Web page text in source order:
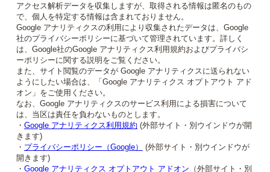
アクセス解析データを収集しますが、取得される情報は匿名のもの
で、個人を特定する情報は含まれておりません。
Google アナリティクスの利用により収集されたデータは、Google
社のプライバシーポリシーに基づいて管理されています。詳しく
は、Google社のGoogle アナリティクス利用規約およびプライバシ
ーポリシーに関する説明をご覧ください。
また、サイト閲覧のデータが Google アナリティクスに送られない
ようにしたい場合は、「Google アナリティクス オプトアウト アド
オン」をご使用ください。
なお、Google アナリティクスのサービス利用による損害について
は、当区は責任を負わないものとします。
・ Google アナリティクス利用規約 (外部サイト・別ウインドウが開
きます)
・ プライバシーポリシー（Google）
(外部サイト・別ウインドウが
開きます)
・ Google アナリティクス オプトアウト アドオン （外部サイト・別